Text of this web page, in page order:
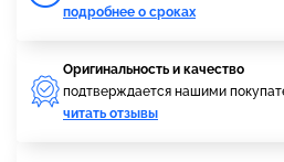
подробнее о сроках
Оригинальность и качество
подтверждается нашими
читать отзывы